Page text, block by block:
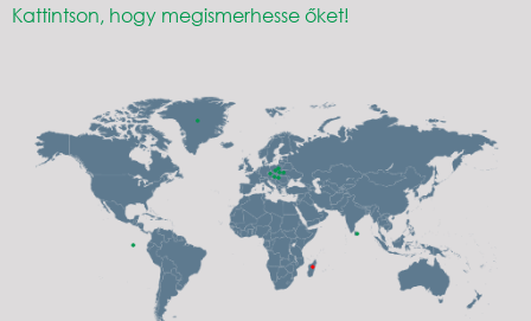
Kattintson, hogy megismerhesse őket!